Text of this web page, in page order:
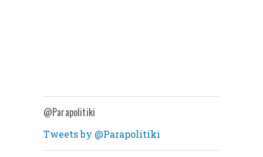
@Parapolitiki
Tweets by @Parapolitiki